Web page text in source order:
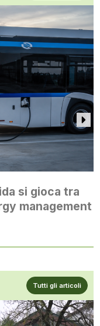
si gioca tra
management
Tutti gli articoli